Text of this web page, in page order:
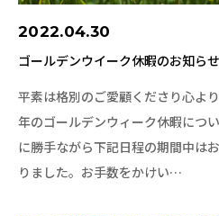
2022.04.30
ゴールデンウイーク休暇のお知らせ
平素は格別のご愛顧くださり心よ
年のゴールデンウィーク休暇につ
に勝手ながら下記日程の期間中は
りました。お手数をかけい…